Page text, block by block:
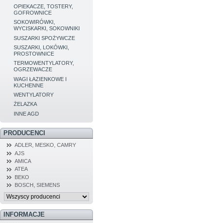
OPIEKACZE, TOSTERY,
GOFROWNICE
SOKOWIRÓWKI,
WYCISKARKI, SOKOWNIKI
SUSZARKI SPOŻYWCZE
SUSZARKI, LOKÓWKI,
PROSTOWNICE
TERMOWENTYLATORY,
OGRZEWACZE
WAGI ŁAZIENKOWE I
KUCHENNE
WENTYLATORY
ŻELAZKA
INNE AGD
PRODUCENCI
ADLER, MESKO, CAMRY
AJS
AMICA
ATEA
BEKO
BOSCH, SIEMENS
INFORMACJE